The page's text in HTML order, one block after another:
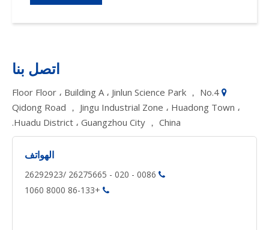
اتصل بنا
 Floor Floor ، Building A ، Jinlun Science Park ， No.4
Qidong Road ， Jingu Industrial Zone ، Huadong Town ،
Huadu District ، Guangzhou City ， China.
الهواتف


+86-133 8000 1060